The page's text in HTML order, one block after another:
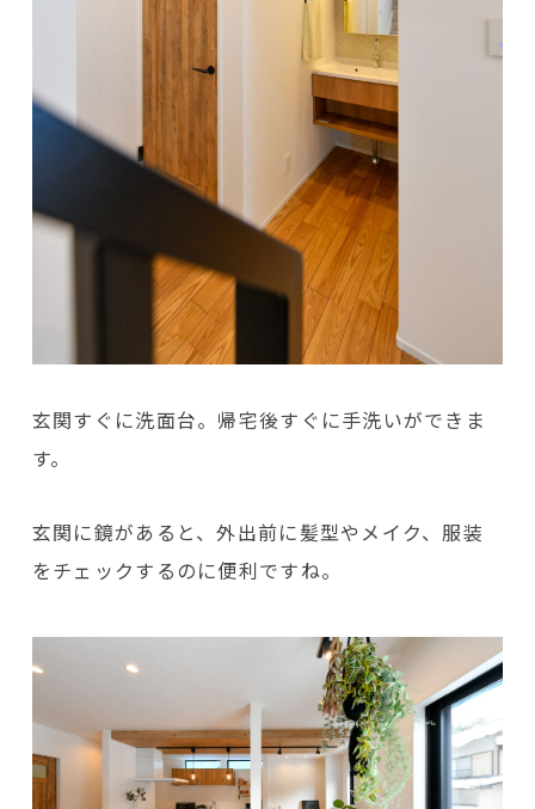
玄関すぐに洗面台。帰宅後すぐに手洗いができま
す。
玄関に鏡があると、外出前に髪型やメイク、服装
をチェックするのに便利ですね。